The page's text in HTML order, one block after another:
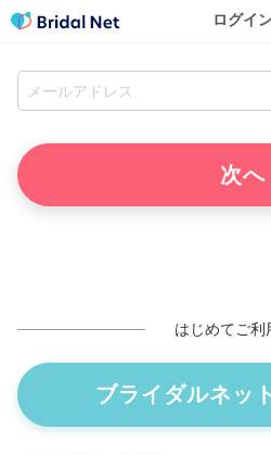
ログイ
はじめてご利
ブライダルネッ